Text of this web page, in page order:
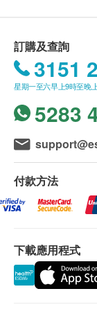
接骨木的藥用
廣泛認可能
喉嚨和咳嗽。
對兒童的好處
- 有效緩和兒
- 有效舒緩喉
什麼是免疫力
- 生長於野生
確而竇和支氣
- 有機食壓紫
物
- 維生素C和
訂購及查詢
3151
星期一至六早上9時至晚
5283
付款方法
下載應用程式